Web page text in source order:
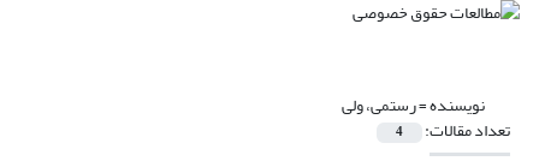
نویسنده =رستمی، ولی
تعداد مقالات: 4